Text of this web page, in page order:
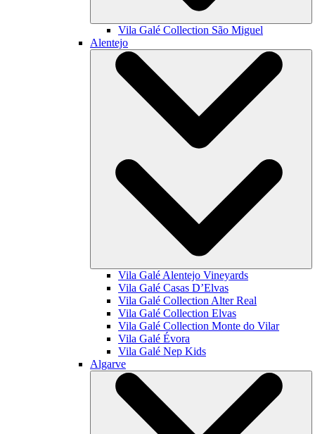
Vila Galé Collection São Miguel
Alentejo
Vila Galé Alentejo Vineyards
Vila Galé Casas D’Elvas
Vila Galé Collection Alter Real
Vila Galé Collection Elvas
Vila Galé Collection Monte do Vilar
Vila Galé Évora
Vila Galé Nep Kids
Algarve